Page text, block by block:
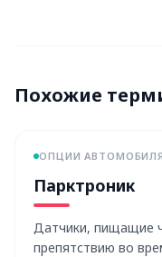
Похожие
ОПЦИИ АВТОМОБИЛЯ
Парктроник
Датчики, пищащие
препятствию во